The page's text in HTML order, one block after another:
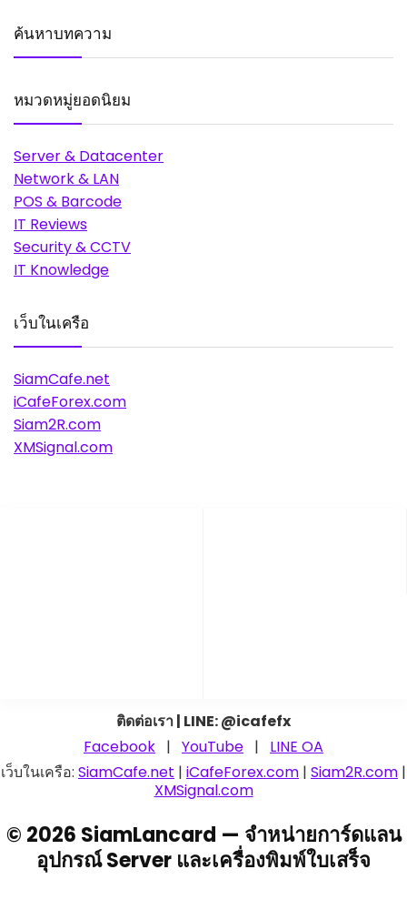
ค้นหาบทความ
หมวดหมู่ยอดนิยม
Server & Datacenter
Network & LAN
POS & Barcode
IT Reviews
Security & CCTV
IT Knowledge
เว็บในเครือ
SiamCafe.net
iCafeForex.com
Siam2R.com
XMSignal.com
ติดต่อเรา | LINE: @icafefx
Facebook | YouTube |
LINE OA
เว็บในเครือ: SiamCafe.net | iCafeForex.com | Siam2R.com |
XMSignal.com
© 2026 SiamLancard — จำหน่ายการ์ดแลน
อุปกรณ์ Server และเครื่องพิมพ์ใบเสร็จ